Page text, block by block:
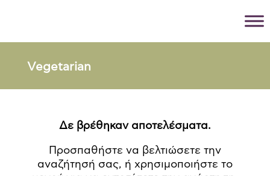
Vegetarian
Δε βρέθηκαν αποτελέσματα.
Προσπαθήστε να βελτιώσετε την
αναζήτησή σας, ή χρησιμοποιήστε το